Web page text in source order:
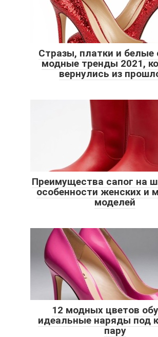
Стразы, платки и белые
модные тренды 2021,
вернулись из
Преимущества сапог на
особенности женских и
моделей
12 модных цветов
идеальные наряды под
пару